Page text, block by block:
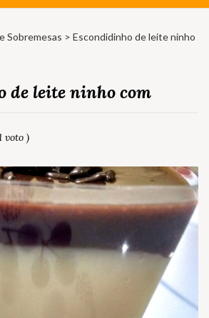
Sobremesas > Escondidinho de leite ninho
de leite ninho com
voto )